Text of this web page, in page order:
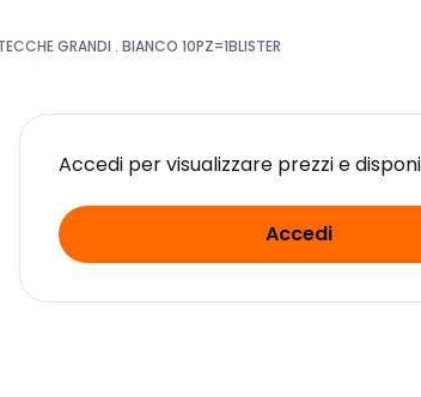
GRANDI . BIANCO 10PZ=1BLISTER
Accedi per visualizzare prezzi e
Accedi